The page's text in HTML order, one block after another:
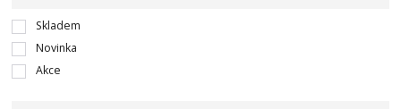
Skladem
Novinka
Akce